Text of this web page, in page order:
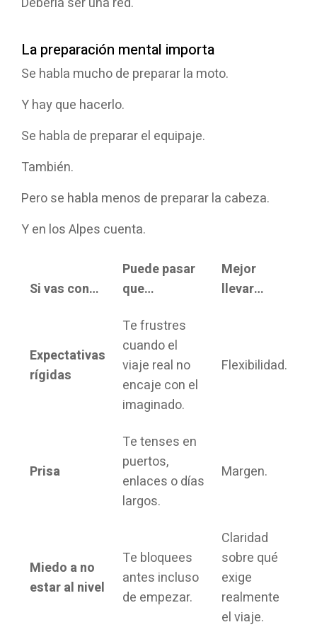
La preparación mental importa
Se habla mucho de preparar la moto.
Y hay que hacerlo.
Se habla de preparar el equipaje.
También.
Pero se habla menos de preparar la cabeza.
Y en los Alpes cuenta.
Si vas con…
Puede pasar
que…
Mejor
llevar…
Expectativas
rígidas
Te frustres
cuando el
viaje real no
encaje con el
imaginado.
Flexibilidad.
Prisa
Te tenses en
puertos,
enlaces o días
largos.
Margen.
Miedo a no
estar al nivel
Te bloquees
antes incluso
de empezar.
Claridad
sobre qué
exige
realmente
el viaje.